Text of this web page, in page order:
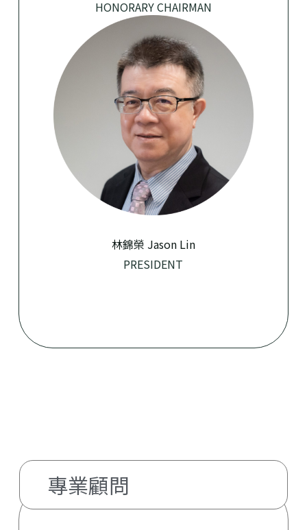
HONORARY CHAIRMAN
林錦榮 Jason Lin​
PRESIDENT
專業顧問